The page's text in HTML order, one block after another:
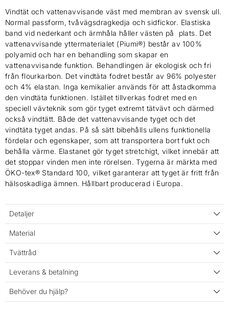
Vindtät och vattenavvisande väst med membran av svensk ull.
Normal passform, tvåvägsdragkedja och sidfickor. Elastiska
band vid nederkant och ärmhåla håller västen på plats. Det
vattenavvisande yttermaterialet (Piumi®) består av 100%
polyamid och har en behandling som skapar en
vattenavvisande funktion. Behandlingen är ekologisk och fri
från flourkarbon. Det vindtäta fodret består av 96% polyester
och 4% elastan. Inga kemikalier används för att åstadkomma
den vindtäta funktionen. Istället tillverkas fodret med en
speciell vävteknik som gör tyget extremt tätvävt och därmed
också vindtätt. Både det vattenavvisande tyget och det
vindtäta tyget andas. På så sätt bibehålls ullens funktionella
fördelar och egenskaper, som att transportera bort fukt och
behålla värme. Elastanet gör tyget stretchigt, vilket innebär att
det stoppar vinden men inte rörelsen. Tygerna är märkta med
ÖKO-tex® Standard 100, vilket garanterar att tyget är fritt från
hälsoskadliga ämnen. Hållbart producerad i Europa.
Detaljer
Material
Tvättråd
Leverans & betalning
Behöver du hjälp?